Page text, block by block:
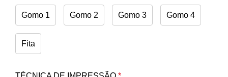
Gomo 1 Gomo 2 Gomo 3 Gomo 4
Fita